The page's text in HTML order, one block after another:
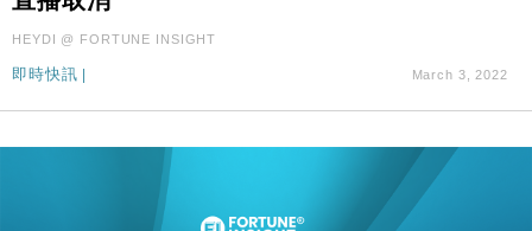
HEYDI @ FORTUNE INSIGHT
即時快訊 | March 3, 2022